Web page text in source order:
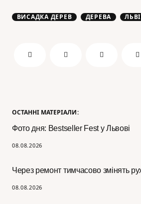
ОСТАННІ МАТЕРІАЛИ:
Фото дня: Bestseller Fest у Львові
08.08.2026
Через ремонт тимчасово змінять
08.08.2026
ВИСАДКА ДЕРЕВ ДЕРЕВА